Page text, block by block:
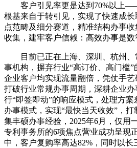
客户引见率更是达到70%以上
根基来自于转引见，实现了快速成
点范畴及细分赛道，精准结构办事
收集，建牢客户信赖：高效办事是数
目前已正在上海、深圳、杭州、
事机构，摒弃行业“高订价、高门槛
企业客户均实现流量翻倍，凭仗手艺
打破行业常规办事周期，深耕企业办
行“即签即动”的响应模式，处理方案
办事模式，实现“最快当天收效”，
集丰硕办事经验，2025年6月，仅用
专利事务所的6项焦点营业成功呈现
中，客户复购率高达82%，同时以长